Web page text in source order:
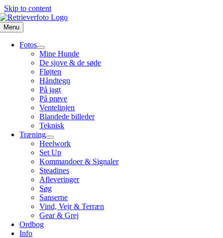
Skip to content
Menu
Fotos
Mine Hunde
De sjove & de søde
Fløjten
Håndtegn
På jagt
På prøve
Ventelinjen
Blandede billeder
Teknisk
Træning
Heelwork
Set Up
Kommandoer & Signaler
Steadines
Afleveringer
Søg
Sanserne
Vind, Vejr & Terræn
Gear & Grej
Ordbog
Info